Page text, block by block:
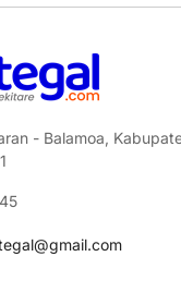
- Balamoa,